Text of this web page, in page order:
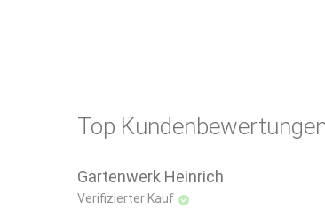
Top
Gartenwerk Heinrich
Verifizierter Kauf